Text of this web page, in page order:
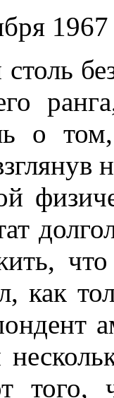
о
как
того,